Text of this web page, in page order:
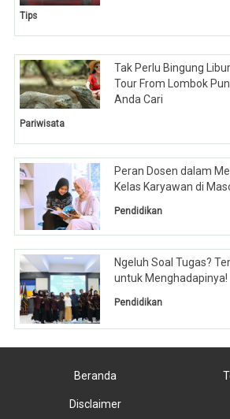
Tips
Tak Perlu Bingung
Tour From Lombok
Anda Cari
Pariwisata
Peran Dosen dalam
Kelas Karyawan di
Pendidikan
Ngeluh Soal Tugas?
untuk Menghadapinya!
Pendidikan
Beranda
Disclaimer